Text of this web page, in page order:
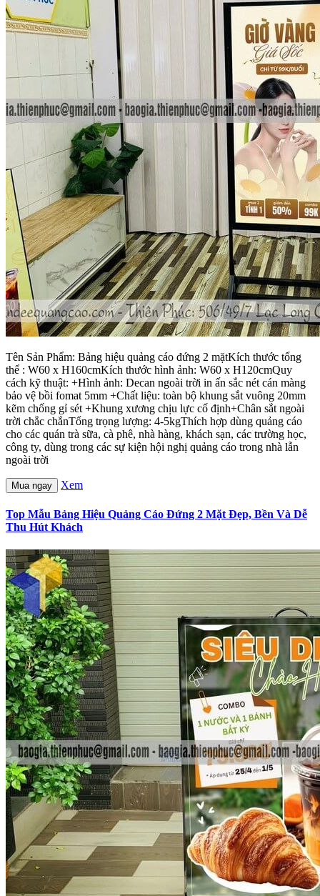
Tên Sản Phẩm: Bảng hiệu quảng cáo đứng 2 mặtKích thước tổng
thể : W60 x H160cmKích thước hình ảnh: W60 x H120cmQuy
cách kỹ thuật: +Hình ảnh: Decan ngoài trời in ấn sắc nét cán màng
bảo vệ bồi fomat 5mm +Chất liệu: toàn bộ khung sắt vuông 20mm
kẽm chống gỉ sét +Khung xương chịu lực cố định+Chân sắt ngoài
trời chắc chắnTổng trọng lượng: 4-5kgThích hợp dùng quảng cáo
cho các quán trà sữa, cà phê, nhà hàng, khách sạn, các trường học,
công ty, dùng trong các sự kiện hội nghị quảng cáo trong nhà lẫn
ngoài trời
Mua ngay Xem
Top Mẫu Bảng Hiệu Quảng Cáo Đứng 2 Mặt Đẹp, Bền Và Dễ
Thu Hút Khách